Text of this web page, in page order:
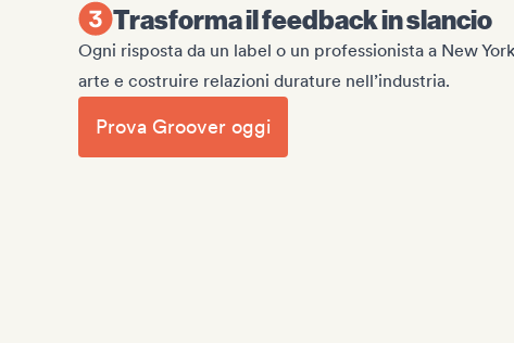
Trasforma il feedback in slancio
Ogni risposta da un label o un professionista a New
arte e costruire relazioni durature nell’industria.
Prova Groover oggi